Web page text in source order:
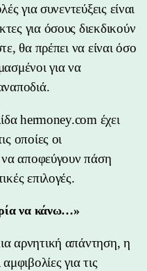
για συνεντεύξεις είναι
για όσους διεκδικούν
θα πρέπει να είναι όσο
για να
hermoney.com έχει
οποίες οι
να αποφεύγουν πάση
επιλογές.
να κάνω…»
αρνητική απάντηση, η
για τις